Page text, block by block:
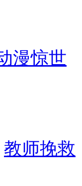
漫惊世
教师挽救